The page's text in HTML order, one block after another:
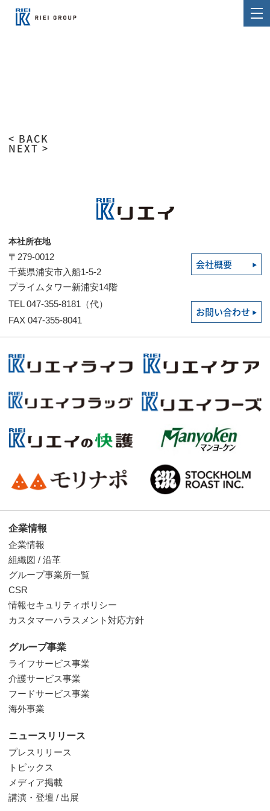
< BACK
NEXT >
本社所在地
〒279-0012
千葉県浦安市入船1-5-2
プライムタワー新浦安14階
会社概要
TEL 047-355-8181（代）
FAX 047-355-8041
お問い合わせ
企業情報
企業情報
組織図 / 沿革
グループ事業所一覧
CSR
情報セキュリティポリシー
カスタマーハラスメント対応方針
グループ事業
ライフサービス事業
介護サービス事業
フードサービス事業
海外事業
ニュースリリース
プレスリリース
トピックス
メディア掲載
講演・登壇 / 出展